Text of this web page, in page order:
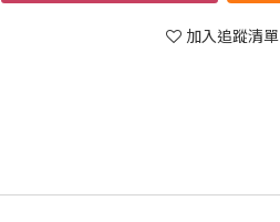
加入追蹤清單